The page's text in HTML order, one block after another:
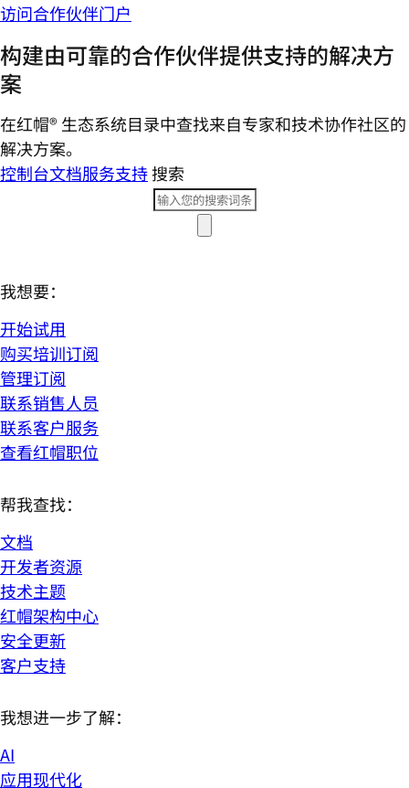
访问合作伙伴门户
构建由可靠的合作伙伴提供支持的解决方
案
在红帽® 生态系统目录中查找来自专家和技术协作社区的
解决方案。
控制台文档服务支持搜索
我想要：
开始试用
购买培训订阅
管理订阅
联系销售人员
联系客户服务
查看红帽职位
帮我查找：
文档
开发者资源
技术主题
红帽架构中心
安全更新
客户支持
我想进一步了解：
AI
应用现代化